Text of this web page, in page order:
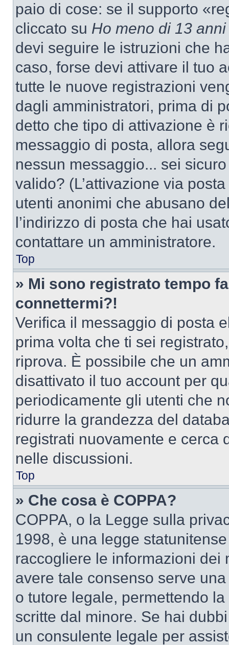
paio di cose: se il supporto
cliccato su Ho meno di 13 anni
devi seguire le istruzioni che
caso, forse devi attivare il tuo
tutte le nuove registrazioni
dagli amministratori, prima di
detto che tipo di attivazione è
messaggio di posta, allora
nessun messaggio... sei
valido? (L’attivazione via
utenti anonimi che abusano
l’indirizzo di posta che hai
contattare un amministratore.
Top
» Mi sono registrato tempo
connettermi?!
Verifica il messaggio di posta
prima volta che ti sei
riprova. È possibile che un
disattivato il tuo account per
periodicamente gli utenti che
ridurre la grandezza del
registrati nuovamente e cerca
nelle discussioni.
Top
» Che cosa è COPPA?
COPPA, o la Legge sulla
1998, è una legge
raccogliere le informazioni dei
avere tale consenso serve
o tutore legale, permettendo
scritte dal minore. Se hai
un consulente legale per